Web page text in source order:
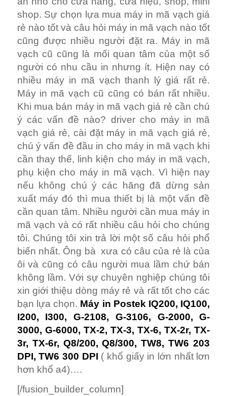
shop. Sự chọn lựa mua máy in mã vạch giá
rẻ nào tốt và câu hỏi máy in mã vạch nào tốt
cũng được nhiều người đặt ra. Máy in mã
vạch cũ cũng là mối quan tâm của một số
người có nhu cầu in nhưng ít. Hiện nay có
nhiều máy in mã vạch thanh lý giá rất rẻ.
Máy in mã vạch cũ cũng có bán rất nhiều.
Khi mua bán máy in mã vạch giá rẻ cần chú
ý các vấn đề nào? driver cho máy in mã
vạch giá rẻ, cài đặt máy in mã vạch giá rẻ,
chú ý vấn đề đầu in cho máy in mã vạch khi
cần thay thế, linh kiện cho máy in mã vạch,
phụ kiện cho máy in mã vạch. Vì hiện nay
nếu không chú ý các hãng đã dừng sản
xuất máy đó thì mua thiết bị là một vấn đề
cần quan tâm. Nhiều người cần mua máy in
mã vạch và có rất nhiều câu hỏi cho chúng
tôi. Chúng tôi xin trả lời một số câu hỏi phổ
biến nhất. Ông bà xưa có câu của rẻ là của
ôi và cũng có câu người mua lầm chứ bán
không lầm. Với sự chuyên nghiệp chúng tôi
xin giới thiệu dòng máy rẻ và rất tốt cho các
bạn lựa chọn. Máy in Postek IQ200, IQ100,
I200, I300, G-2108, G-3106, G-2000, G-
3000, G-6000, TX-2, TX-3, TX-6, TX-2r, TX-
3r, TX-6r, Q8/200, Q8/300, TW8, TW6 203
DPI, TW6 300 DPI ( khổ giấy in lớn nhất lơn
hơn khổ a4)….
[/fusion_builder_column]